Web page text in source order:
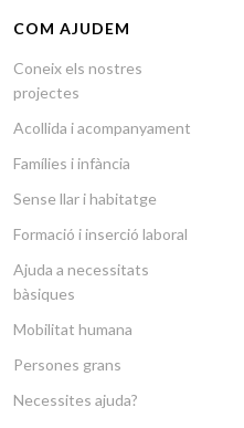
COM AJUDEM
Coneix els nostres
projectes
Acollida i acompanyament
Famílies i infància
Sense llar i habitatge
Formació i inserció laboral
Ajuda a necessitats
bàsiques
Mobilitat humana
Persones grans
Necessites ajuda?